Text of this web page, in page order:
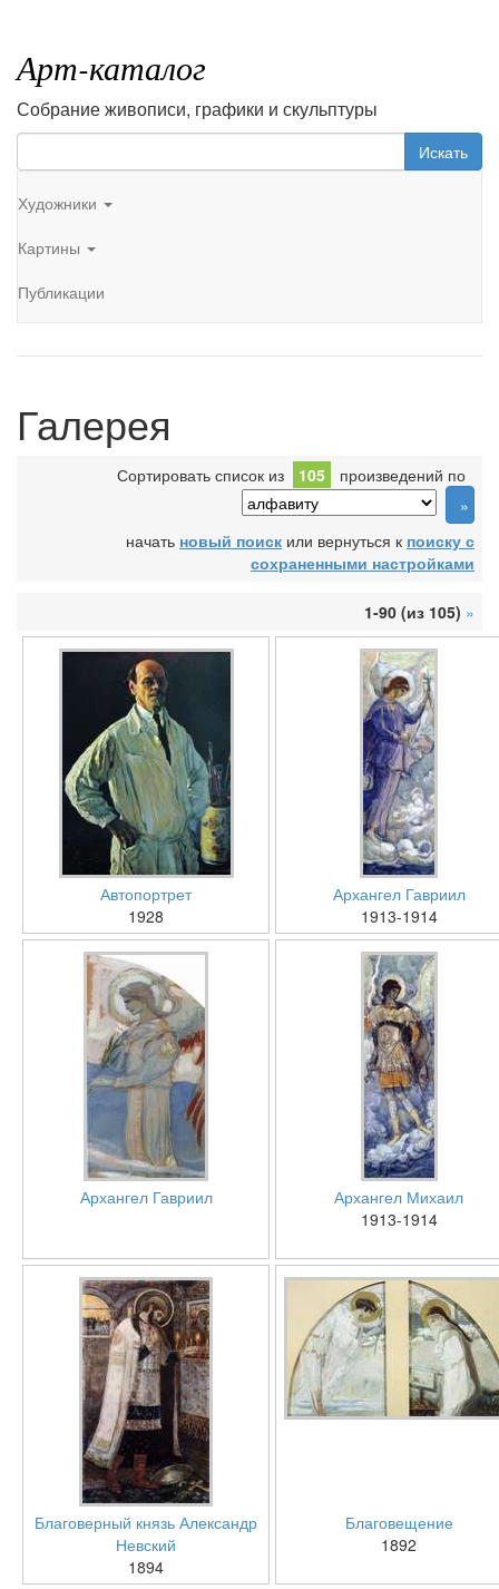
Арт-каталог
Собрание живописи, графики и скульптуры
Искать
Художники
Картины
Публикации
Галерея
Сортировать список из 105 произведений по
начать новый поиск или вернуться к поиску с
сохраненными настройками
1-90 (из 105) »
Автопортрет
1928
Архангел Гавриил
1913-1914
Архангел Гавриил
Архангел Михаил
1913-1914
Благоверный князь Александр
Невский
1894
Благовещение
1892